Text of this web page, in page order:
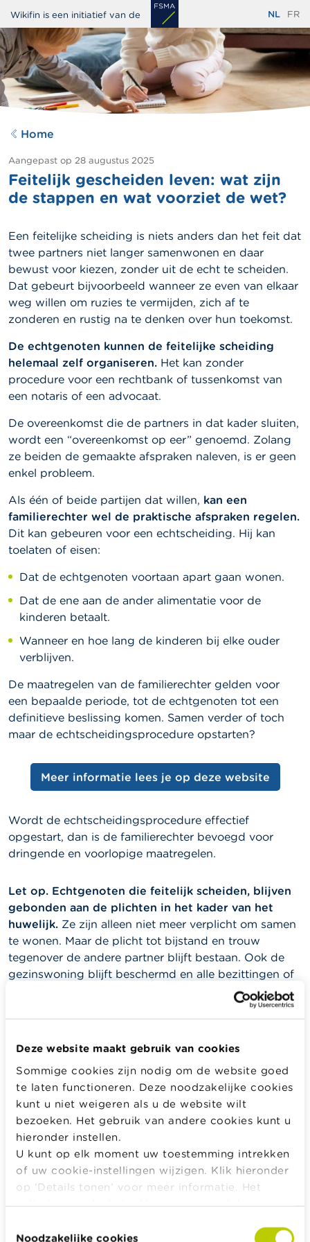
Deze website maakt gebruik van cookies
Sommige cookies zijn nodig om de website goed
te laten functioneren. Deze noodzakelijke cookies
kunt u niet weigeren als u de website wilt
bezoeken. Het gebruik van andere cookies kunt u
hieronder instellen.
U kunt op elk moment uw toestemming intrekken
of uw cookie-instellingen wijzigen. Klik hieronder
op ‘Details tonen’ voor meer informatie. Het
volledige cookiebeleid kan uhier raadplegen.
Noodzakelijke cookies
Overslaan
en
naar
de
inhoud
gaan
Wikifin is een initiatief van de NL FR
Home
Aangepast op 28 augustus 2025
Feitelijk gescheiden leven: wat zijn
de stappen en wat voorziet de wet?
Een feitelijke scheiding is niets anders dan het feit dat
twee partners niet langer samenwonen en daar
bewust voor kiezen, zonder uit de echt te scheiden.
Dat gebeurt bijvoorbeeld wanneer ze even van elkaar
weg willen om ruzies te vermijden, zich af te
zonderen en rustig na te denken over hun toekomst.
De echtgenoten kunnen de feitelijke scheiding
helemaal zelf organiseren. Het kan zonder
procedure voor een rechtbank of tussenkomst van
een notaris of een advocaat.
De overeenkomst die de partners in dat kader sluiten,
wordt een “overeenkomst op eer” genoemd. Zolang
ze beiden de gemaakte afspraken naleven, is er geen
enkel probleem.
Als één of beide partijen dat willen, kan een
familierechter wel de praktische afspraken regelen.
Dit kan gebeuren voor een echtscheiding. Hij kan
toelaten of eisen:
Dat de echtgenoten voortaan apart gaan wonen.
Dat de ene aan de ander alimentatie voor de
kinderen betaalt.
Wanneer en hoe lang de kinderen bij elke ouder
verblijven.
De maatregelen van de familierechter gelden voor
een bepaalde periode, tot de echtgenoten tot een
definitieve beslissing komen. Samen verder of toch
maar de echtscheidingsprocedure opstarten?
Meer informatie lees je op deze website
Wordt de echtscheidingsprocedure effectief
opgestart, dan is de familierechter bevoegd voor
dringende en voorlopige maatregelen.
Let op. Echtgenoten die feitelijk scheiden, blijven
gebonden aan de plichten in het kader van het
huwelijk. Ze zijn alleen niet meer verplicht om samen
te wonen. Maar de plicht tot bijstand en trouw
tegenover de andere partner blijft bestaan. Ook de
gezinswoning blijft beschermd en alle bezittingen of
schulden die ze samen verwierven, zijn nog steeds
gemeenschappelijk. Bovendien blijven ze elkaars
erfgenaam zolang het huwelijk niet ontbonden is. Dat
gescheiden leven. In zekere zin nemen ze een risico.
Weetje
Een feitelijke scheiding ontheft de partners niet
om voor mekaar te blijven zorgen. Ook het
erfrecht dat van toepassing is op gehuwden,
blijft geldig.